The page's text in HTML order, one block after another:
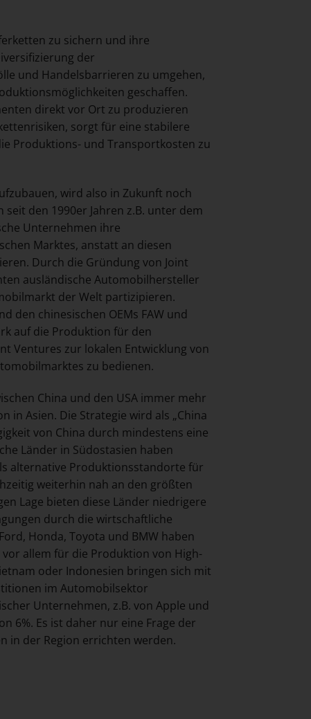
zu sichern und ihre
der
und Handelsbarrieren zu umgehen,
geschaffen.
direkt vor Ort zu produzieren
sorgt für eine stabilere
Produktions- und Transportkosten zu
wird also in Zukunft noch
den 1990er Jahren z.B. unter dem
Unternehmen ihre
Marktes, anstatt an diesen
Durch die Gründung von Joint
ausländische Automobilhersteller
der Welt partizipieren.
den chinesischen OEMs FAW und
auf die Produktion für den
Ventures zur lokalen Entwicklung von
zu bedienen.
China und den USA immer mehr
in Asien. Die Strategie wird als „China
von China durch mindestens eine
Länder in Südostasien haben
alternative Produktionsstandorte für
weiterhin nah an den größten
Lage bieten diese Länder niedrigere
durch die wirtschaftliche
Honda, Toyota und BMW haben
allem für die Produktion von High-
oder Indonesien bringen sich mit
im Automobilsektor
Unternehmen, z.B. von Apple und
6%. Es ist daher nur eine Frage der
in der Region errichten werden.